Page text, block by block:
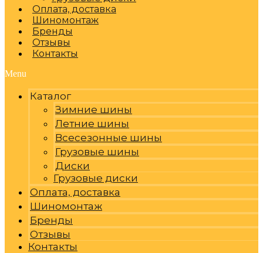
Оплата, доставка
Шиномонтаж
Бренды
Отзывы
Контакты
Menu
Каталог
Зимние шины
Летние шины
Всесезонные шины
Грузовые шины
Диски
Грузовые диски
Оплата, доставка
Шиномонтаж
Бренды
Отзывы
Контакты